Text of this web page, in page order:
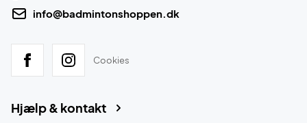
info@badmintonshoppen.dk
Cookies
Hjælp & kontakt